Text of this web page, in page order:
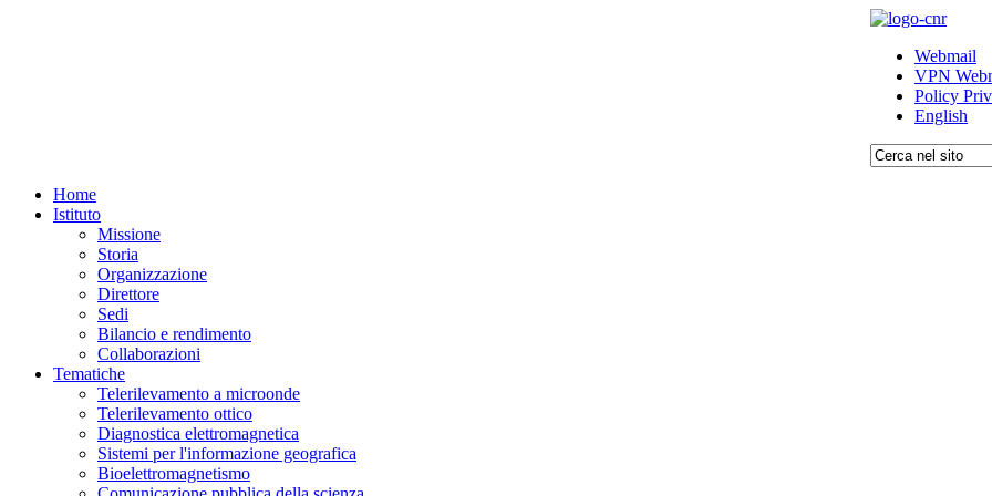
Webmail
VPN
Policy
English
Home
Istituto
Missione
Storia
Organizzazione
Direttore
Sedi
Bilancio e rendimento
Collaborazioni
Tematiche
Telerilevamento a microonde
Telerilevamento ottico
Diagnostica elettromagnetica
Sistemi per l'informazione geografica
Bioelettromagnetismo